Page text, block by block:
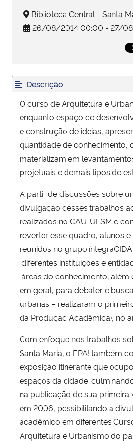
Secretaria-Geral
Gabinete de Segurança Institucional
Advocacia-Geral da União
Banco Central do Brasil
Planalto
Biblioteca Central - Santa
26/08/2014 00:00 - 27/
Descrição
O curso de Arquitetura e
enquanto espaço de
e construção de ideias,
quantidade de conhecimento,
materializam em
projetuais e demais tipos de
A partir de discussões sobre
divulgação desses trabalhos
realizados no CAU-UFSM e
reverter esse quadro, alunos
reunidos no grupo
diferentes instituições e
áreas do conhecimento, além
em geral, para debater e
urbanas – realizaram o
da Produção Acadêmica), no
Com enfoque nos trabalhos
Santa Maria, o EPA! também
exposição itinerante que
espaços da cidade;
na publicação de sua primeira
em 2006, possibilitando a
acadêmico em diferentes
Arquitetura e Urbanismo do